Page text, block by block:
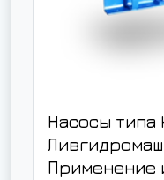
Насосы типа
Применение